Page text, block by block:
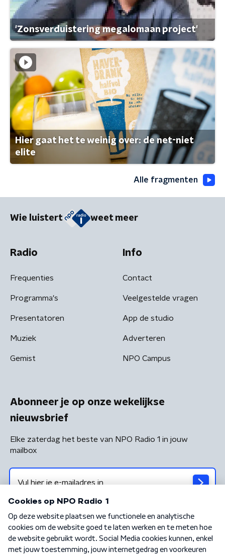
'Zonsverduistering megalomaan project'
Hier gaat het te weinig over: de net-niet
elite
Alle fragmenten
Wie luistert weet meer
Radio
Frequenties
Programma's
Presentatoren
Muziek
Gemist
Info
Contact
Veelgestelde vragen
App de studio
Adverteren
NPO Campus
Abonneer je op onze wekelijkse
nieuwsbrief
Elke zaterdag het beste van NPO Radio 1 in jouw
mailbox
Algemene voorwaarden Privacybeleid